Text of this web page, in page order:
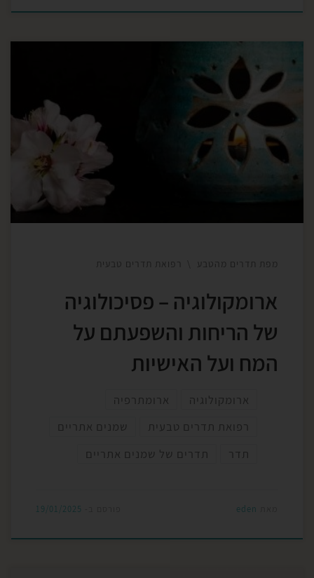
ארומקולוגיה היא ענף מדעי של תורת הארומתרפיה,
אליה נוספות הארומתרפיה הביתית המתארת שימוש יומי
ביתי, הכולל רוקחות טבעית ביתית, ארומתרפיה קלינית
המתמחה בטיפול באמצעות שמנים אתריים, והענף
שמתבסס בשנים האחרונות, ותומך בשלושת הענפים
המסורתיים האלו, היא ארומתרפיה מדעית מבוססת
מחקר. ביסודה של רפואת התדרים הטבעית היא
מפת תדרים מהטבע רפואת תדרים טבעית
ארומקולוגיה – פסיכולוגיה
של הריחות והשפעתם על
המח ועל האישיות
ארומקולוגיה
ארומתרפיה
רפואת תדרים טבעית
שמנים אתריים
תדר
תדרים של שמנים אתריים
eden
19/01/2025